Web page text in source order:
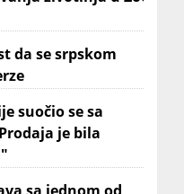
da se srpskom
suočio se sa
je bila